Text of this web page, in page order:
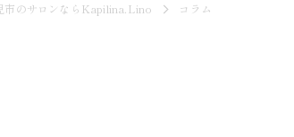
市のサロンならKapilina.Lino コラム